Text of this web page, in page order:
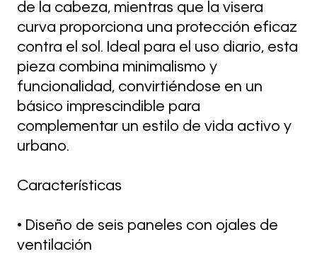
de la cabeza, mientras que la visera
curva proporciona una protección eficaz
contra el sol. Ideal para el uso diario, esta
pieza combina minimalismo y
funcionalidad, convirtiéndose en un
básico imprescindible para
complementar un estilo de vida activo y
urbano.
Características
• Diseño de seis paneles con ojales de
ventilación